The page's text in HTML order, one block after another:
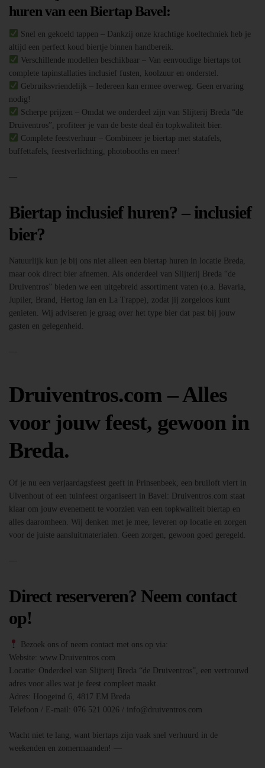
huren van een Biertap Bavel:
Snel en gekoeld tappen – Dankzij onze krachtige koeltechniek heb je
altijd een perfect koud biertje binnen handbereik.
Verschillende modellen beschikbaar – Van eenvoudige biertaps tot
complete tapinstallaties inclusief fusten, koolzuur en onderstel.
Gebruiksvriendelijk – Iedereen kan ermee overweg. Geen ervaring
nodig!
Scherpe prijzen – Omdat we onderdeel zijn van Slijterij Breda “de
Druiventros”, profiteer je van de beste deal én topkwaliteit bier.
Complete feestverhuur – Combineer je biertap met statafels,
buffettafels, feestverlichting, photobooths en meer!
—
Biertap inclusief huren? – inclusief
bier?
Natuurlijk kun je bij ons niet alleen een biertap huren in locatie Breda,
maar ook direct bier afnemen. Als onderdeel van Slijterij Breda “de
Druiventros” bieden we een uitgebreid assortiment vaten (o.a. Bavaria,
Jupiler, Brand, Hertog Jan en La Trappe), zodat jij zorgeloos kunt
genieten. Wij adviseren je graag over het type bier dat past bij jouw
gasten en gelegenheid.
—
Druiventros.com – Alles
voor jouw feest, gewoon in
Breda.
Of je nu een verjaardagsfeest geeft in Prinsenbeek, een bruiloft viert in
Ulvenhout of een tuinfeest organiseert in Bavel: Druiventros.com staat
klaar om jouw evenement te voorzien van een topkwaliteit biertap en
alles daaromheen. Wij denken met je mee, leveren op locatie en zorgen
voor de juiste aansluitmaterialen. Geen zorgen, gewoon goed geregeld.
—
Direct reserveren? Neem contact
op!
Bezoek ons of neem contact met ons op via:
Website: www.Druiventros.com
Locatie: Onderdeel van Slijterij Breda “de Druiventros”, een vertrouwd
adres voor alles wat je feest compleet maakt.
Adres: Hoogeind 6, 4817 EM Breda
Telefoon / E-mail: 076 521 0026 / info@druiventros.com
Wacht niet te lang, want biertaps zijn vaak snel verhuurd in de
weekenden en zomermaanden! —